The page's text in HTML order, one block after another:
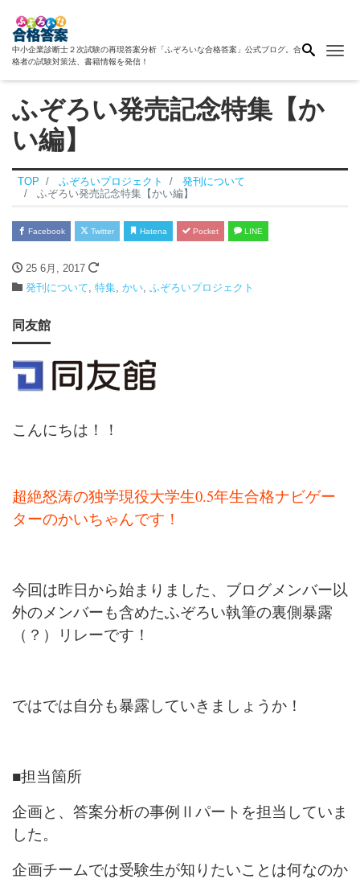
中小企業診断士２次試験の再現答案分析「ふぞろいな合格答案」公式ブログ。合
格者の試験対策法、書籍情報を発信！
ふぞろい発売記念特集【か
い編】
TOP ふぞろいプロジェクト
発刊について
ふぞろい発売記念特集【かい編】
Facebook Twitter Hatena Pocket LINE
25 6月, 2017
発刊について 特集 かい ふぞろいプロジェクト
同友館
こんにちは！！
超絶怒涛の独学現役大学生0.5年生合格ナビゲー
ターのかいちゃんです！
今回は昨日から始まりました、ブログメンバー以
外のメンバーも含めたふぞろい執筆の裏側暴露
（？）リレーです！
ではでは自分も暴露していきましょうか！
■担当箇所
企画と、答案分析の事例Ⅱパートを担当していま
した。
企画チームでは受験生が知りたいことは何なのか